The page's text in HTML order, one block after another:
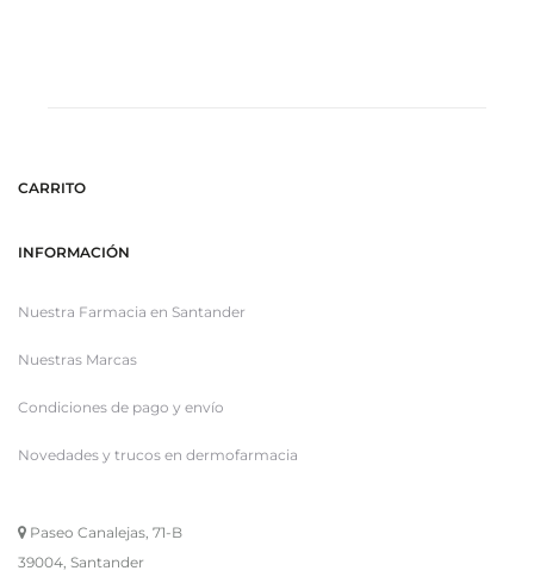
CARRITO
INFORMACIÓN
Nuestra Farmacia en Santander
Nuestras Marcas
Condiciones de pago y envío
Novedades y trucos en dermofarmacia
Paseo Canalejas, 71-B
39004, Santander